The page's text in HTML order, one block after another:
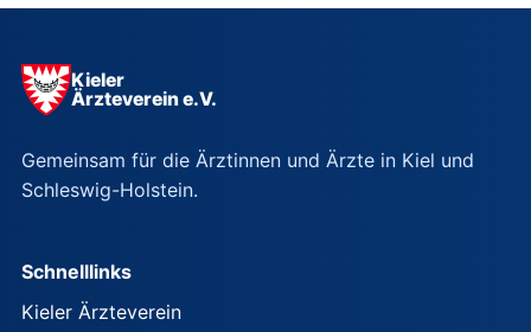
Kieler
Ärzteverein e.V.
Gemeinsam für die Ärztinnen und Ärzte in Kiel und
Schleswig-Holstein.
Schnelllinks
Kieler Ärzteverein